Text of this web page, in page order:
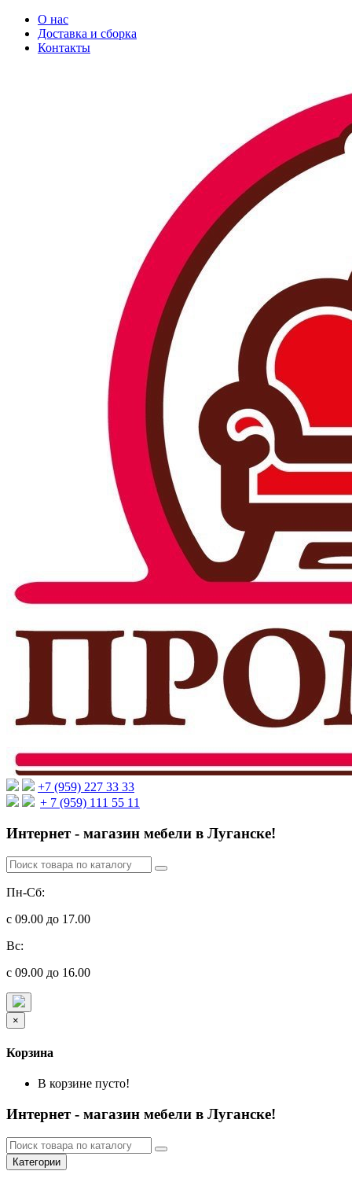
О нас
Доставка и сборка
Контакты
+7 (959) 227 33 33
+ 7 (959) 111 55 11
Интернет - магазин мебели в Луганске!
Пн-Сб:
с 09.00 до 17.00
Вс:
с 09.00 до 16.00
×
Корзина
В корзине пусто!
Интернет - магазин мебели в Луганске!
Категории